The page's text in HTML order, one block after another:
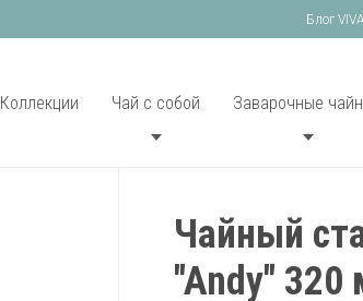
Блог
Коллекции Чай с собой Заварочные
Чайный
"Andy" 320